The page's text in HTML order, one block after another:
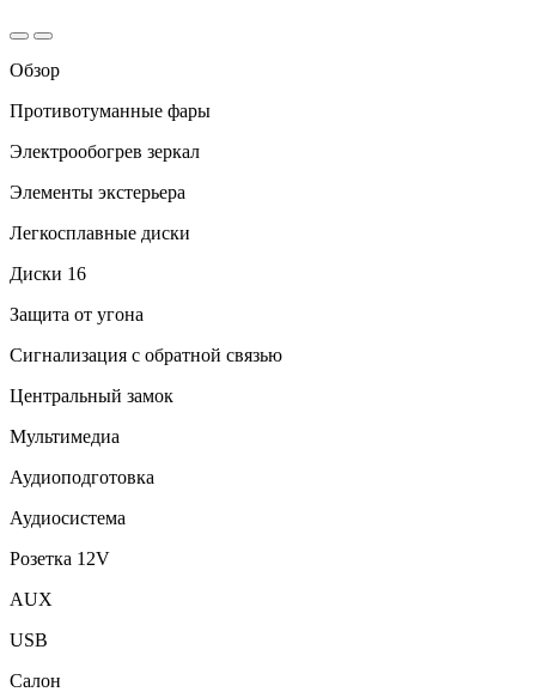
Обзор
Противотуманные фары
Электрообогрев зеркал
Элементы экстерьера
Легкосплавные диски
Диски 16
Защита от угона
Сигнализация с обратной связью
Центральный замок
Мультимедиа
Аудиоподготовка
Аудиосистема
Розетка 12V
AUX
USB
Салон